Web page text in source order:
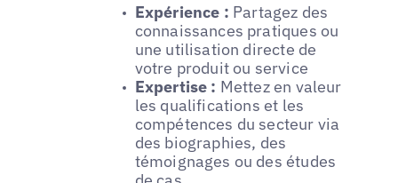
Expérience : Partagez des
connaissances pratiques ou
une utilisation directe de
votre produit ou service
Expertise : Mettez en valeur
les qualifications et les
compétences du secteur via
des biographies, des
témoignages ou des études